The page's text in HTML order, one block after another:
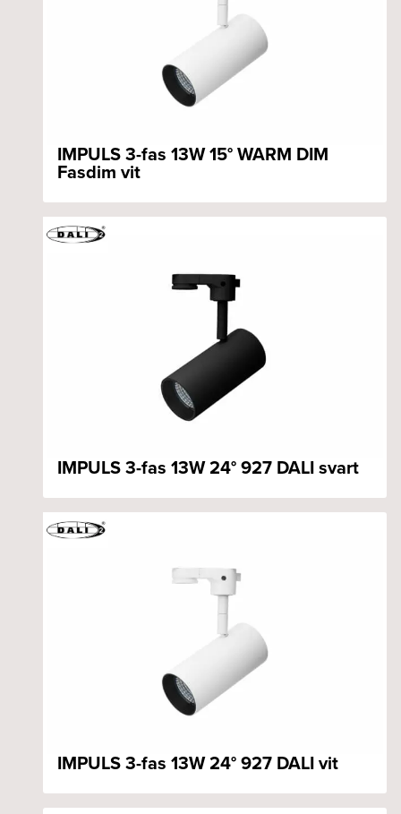
IMPULS 3-fas 13W 15° WARM DIM
Fasdim vit
IMPULS 3-fas 13W 24° 927 DALI svart
IMPULS 3-fas 13W 24° 927 DALI vit